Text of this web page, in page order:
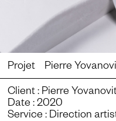
Projet Pierre
Client : Pierre
Date : 2020
Service : Direction